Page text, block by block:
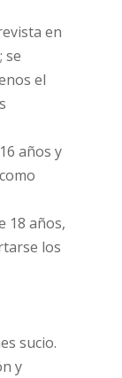
en
se
el
años y
18 años,
los
sucio.
y